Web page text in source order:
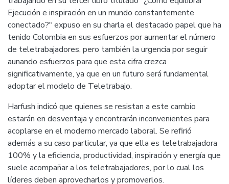
Ejecución e inspiración en un mundo constantemente
conectado?" expuso en su charla el destacado papel que ha
tenido Colombia en sus esfuerzos por aumentar el número
de teletrabajadores, pero también la urgencia por seguir
aunando esfuerzos para que esta cifra crezca
significativamente, ya que en un futuro será fundamental
adoptar el modelo de Teletrabajo.
Harfush indicó que quienes se resistan a este cambio
estarán en desventaja y encontrarán inconvenientes para
acoplarse en el moderno mercado laboral. Se refirió
además a su caso particular, ya que ella es teletrabajadora
100% y la eficiencia, productividad, inspiración y energía que
suele acompañar a los teletrabajadores, por lo cual los
líderes deben aprovecharlos y promoverlos.